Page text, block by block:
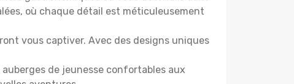
où chaque détail est méticuleusement
vous captiver. Avec des designs uniques
de jeunesse confortables aux